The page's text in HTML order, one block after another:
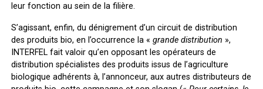
leur fonction au sein de la filière.
S’agissant, enfin, du dénigrement d’un circuit de distribution
des produits bio, en l’occurrence la « grande distribution »,
INTERFEL fait valoir qu’en opposant les opérateurs de
distribution spécialistes des produits issus de l’agriculture
biologique adhérents à, l’annonceur, aux autres distributeurs de